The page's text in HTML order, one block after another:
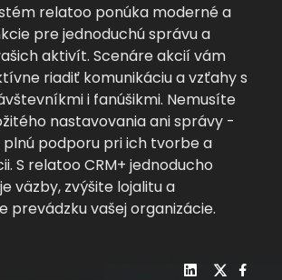
relatoo ponúka moderné a
pre jednoduchú správu a
aktivít. Scenáre akcií vám
riadiť komunikáciu a vzťahy s
i fanúšikmi. Nemusíte
nastavovania ani správy -
podporu pri ich tvorbe a
S relatoo CRM+ jednoducho
väzby, zvýšite lojalitu a
prevádzku vašej organizácie.